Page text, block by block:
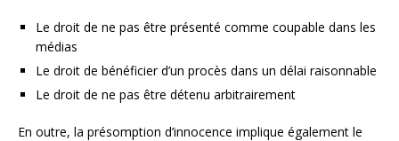
Le droit de ne pas être présenté comme coupable dans les
médias
Le droit de bénéficier d’un procès dans un délai raisonnable
Le droit de ne pas être détenu arbitrairement
En outre, la présomption d’innocence implique également le